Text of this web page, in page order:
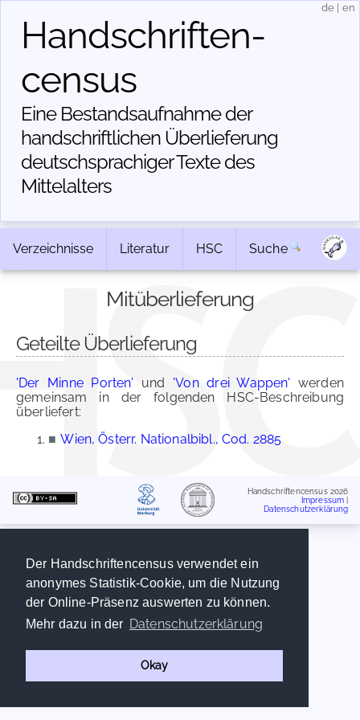
Der Handschriftencensus verwendet ein
anonymes Statistik-Cookie, um die Nutzung
der Online-Präsenz auswerten zu können.
Mehr dazu in der Datenschutzerklärung
Okay
Handschriften­
census
Eine Bestandsaufnahme der
handschriftlichen Über­lieferung
deutschsprachiger Texte des
Mittelalters
de en
Verzeichnisse Literatur HSC Suche
Mitüberlieferung
Geteilte Überlieferung
'Der Minne Porten' und 'Von drei Wappen' werden
gemeinsam in der folgenden HSC-Beschreibung
überliefert:
■ Wien, Österr. Nationalbibl., Cod. 2885
Handschriftencensus 2026
Impressum
Datenschutzerklärung